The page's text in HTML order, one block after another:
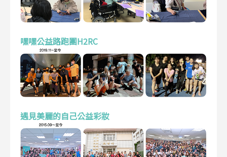
嘿嘿公益路跑團H2RC
遇見美麗的自己公益彩妝